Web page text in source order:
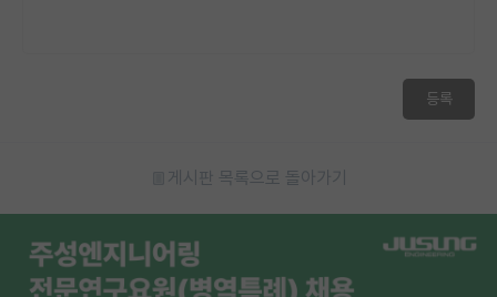
등록
게시판 목록으로 돌아가기